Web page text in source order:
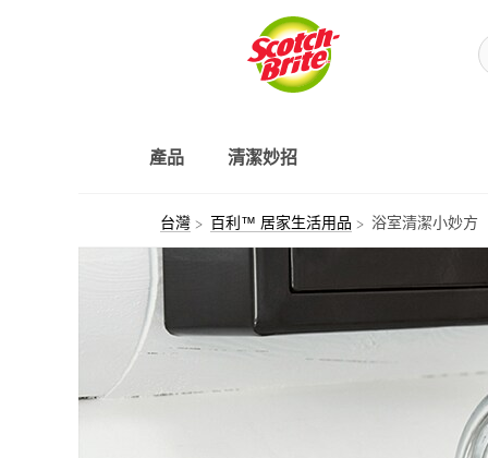
產品 清潔妙招
台灣 百利™ 居家生活用品 浴室清潔小妙方